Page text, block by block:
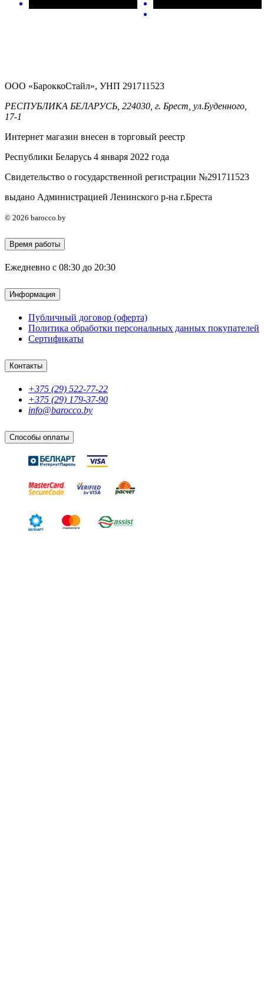
ООО «БароккоСтайл», УНП 291711523
РЕСПУБЛИКА БЕЛАРУСЬ, 224030, г. Брест, ул.Буденного,
17-1
Интернет магазин внесен в торговый реестр
Республики Беларусь 4 января 2022 года
Свидетельство о государственной регистрации №291711523
выдано Администрацией Ленинского р-на г.Бреста
© 2026 barocco.by
Время работы
Ежедневно с 08:30 до 20:30
Информация
Публичный договор (оферта)
Политика обработки персональных данных покупателей
Сертификаты
Контакты
+375 (29) 522-77-22
+375 (29) 179-37-90
info@barocco.by
Способы оплаты